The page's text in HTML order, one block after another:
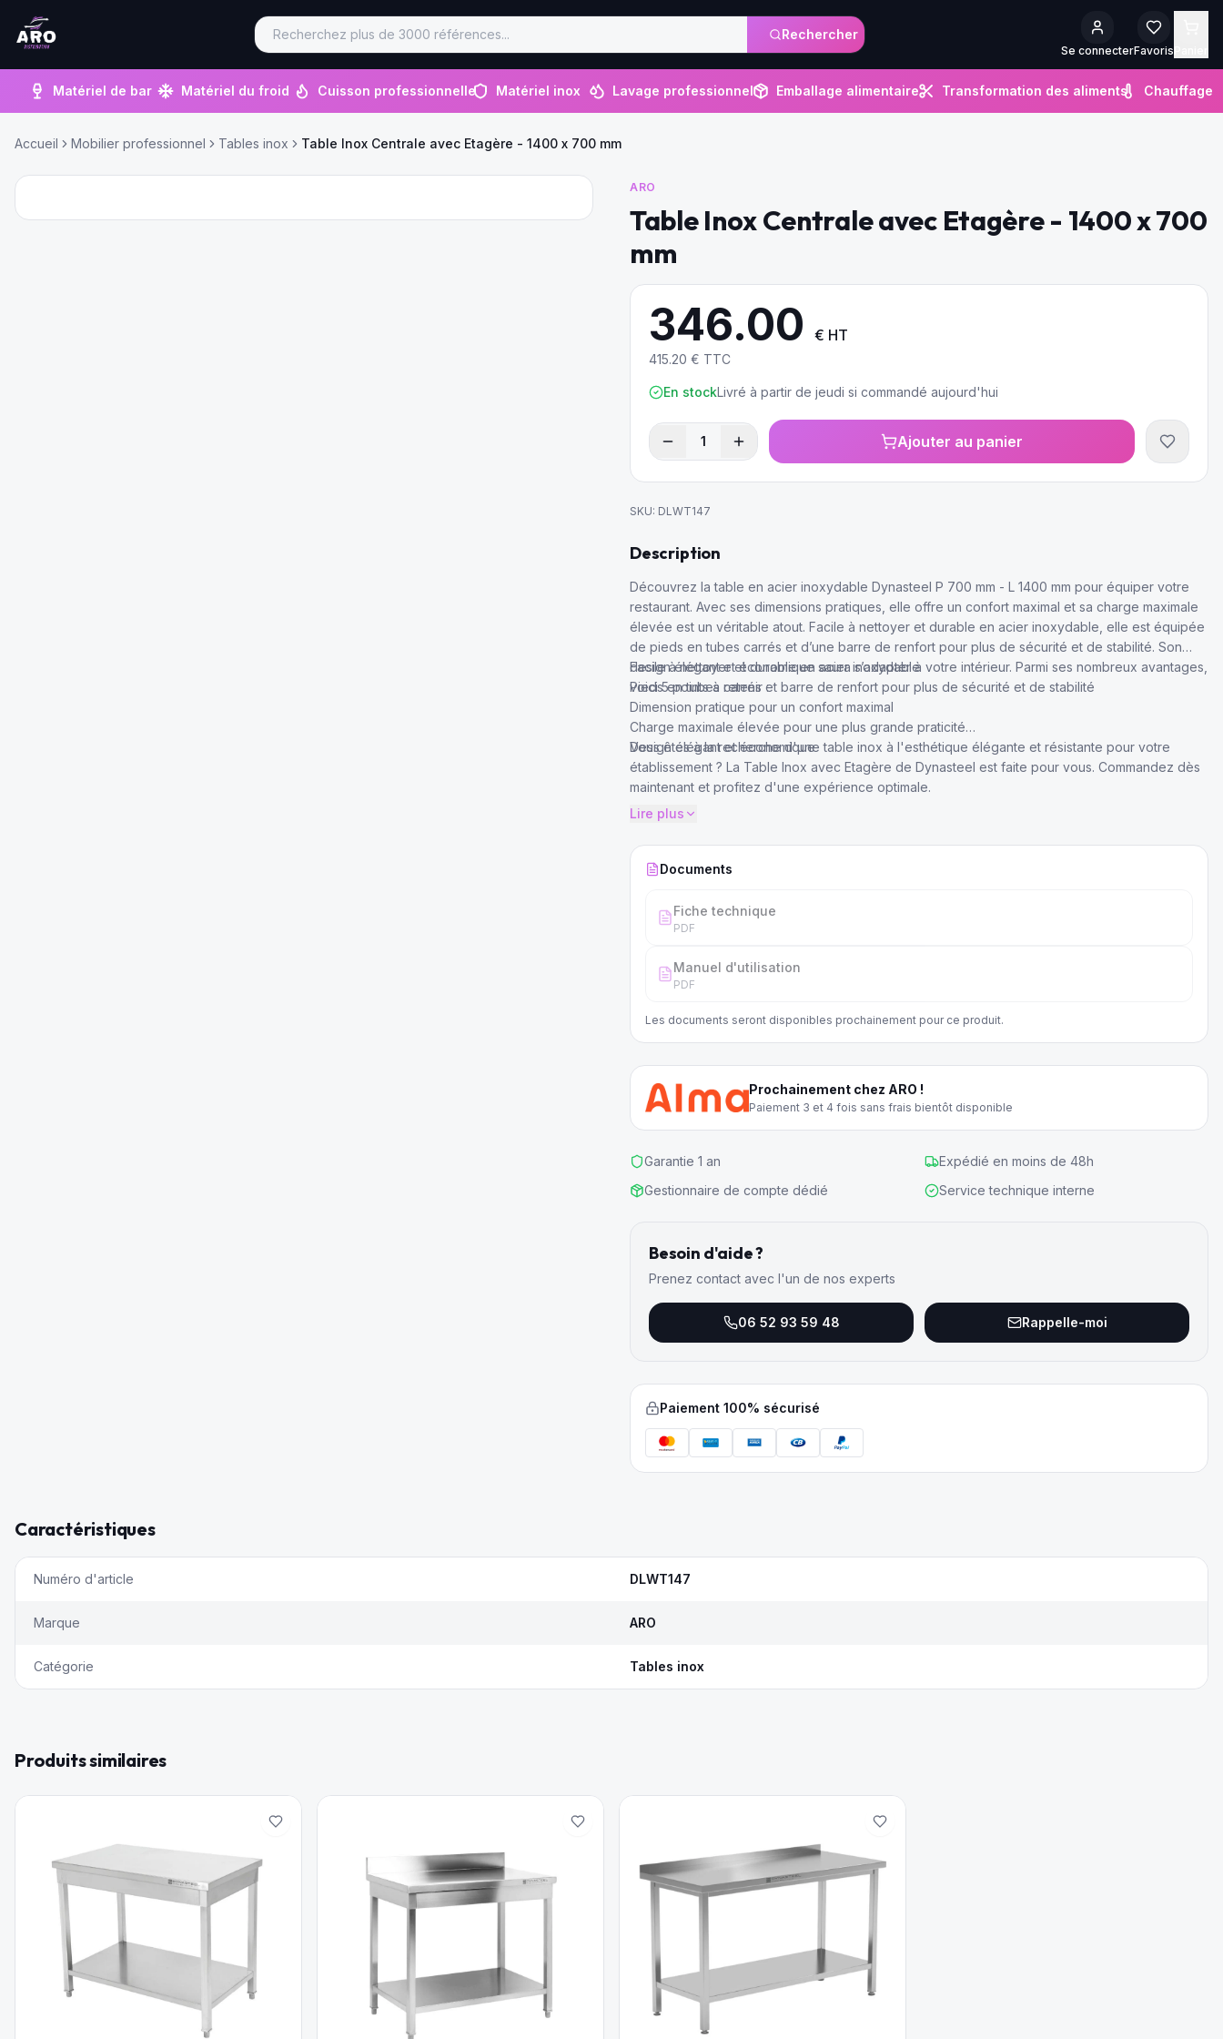
Rechercher
Se connecterFavoris
Matériel de bar Matériel du froid Cuisson professionnelle Matériel inox Lavage professionnel Emballage alimentaire Transformation des aliments Chauffage
Accueil Mobilier professionnel Tables inox Table Inox Centrale avec Etagère - 1400 x 700 mm
ARO
Table Inox Centrale avec Etagère - 1400 x 700
mm
346.00 € HT
415.20 € TTC
En stockLivré à partir de jeudi si commandé aujourd'hui
1 Ajouter au panier
SKU: DLWT147
Description
Découvrez la table en acier inoxydable Dynasteel P 700 mm - L 1400 mm pour équiper votre
restaurant. Avec ses dimensions pratiques, elle offre un confort maximal et sa charge maximale
élevée est un véritable atout. Facile à nettoyer et durable en acier inoxydable, elle est équipée
de pieds en tubes carrés et d’une barre de renfort pour plus de sécurité et de stabilité. Son
design élégant et économique saura s’adapter à votre intérieur. Parmi ses nombreux avantages,
voici 5 points à retenir :
Facile à nettoyer et durable en acier inoxydable
Pieds en tubes carrés et barre de renfort pour plus de sécurité et de stabilité
Dimension pratique pour un confort maximal
Charge maximale élevée pour une plus grande praticité
Design élégant et économique
Vous êtes à la recherche d'une table inox à l'esthétique élégante et résistante pour votre
établissement ? La Table Inox avec Etagère de Dynasteel est faite pour vous. Commandez dès
maintenant et profitez d'une expérience optimale.
Lire plus
Documents
Fiche technique
PDF
Manuel d'utilisation
PDF
Les documents seront disponibles prochainement pour ce produit.
Prochainement chez ARO !
Paiement 3 et 4 fois sans frais bientôt disponible
Garantie 1 an
Expédié en moins de 48h
Gestionnaire de compte dédié
Service technique interne
Besoin d'aide ?
Prenez contact avec l'un de nos experts
06 52 93 59 48 Rappelle-moi
Paiement 100% sécurisé
Caractéristiques
Numéro d'article DLWT147
Marque ARO
Catégorie Tables inox
Produits similaires